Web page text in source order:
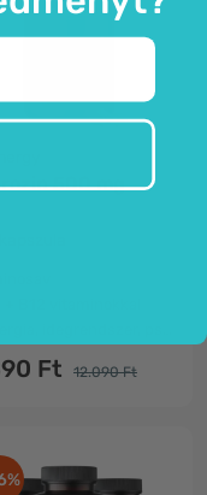
500 mg
Ft 12.090 Ft